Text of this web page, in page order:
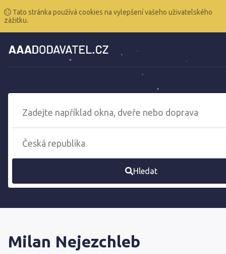
Tato stránka používá cookies na vylepšení vašeho uživatelského
zážitku.
Hledat
Milan Nejezchleb